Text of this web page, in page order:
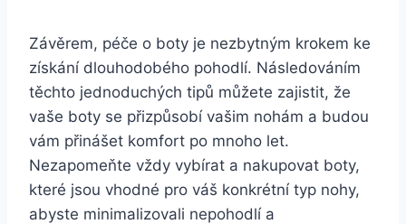
Závěrem, péče o boty je nezbytným krokem ke
získání dlouhodobého⁤ pohodlí. Následováním​
těchto jednoduchých tipů můžete ‌zajistit, ⁢že
vaše boty se přizpůsobí vašim‌ nohám a budou
vám přinášet komfort po mnoho⁣ let.
Nezapomeňte vždy vybírat a nakupovat boty,
které jsou ⁢vhodné pro váš konkrétní typ⁢ nohy,​
abyste minimalizovali nepohodlí a